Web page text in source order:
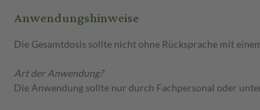
Anwendungshinweise
Die Gesamtdosis sollte nicht ohne Rücksprache mit
Art der Anwendung?
Die Anwendung sollte nur durch Fachpersonal oder